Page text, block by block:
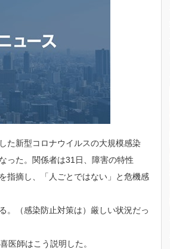
た新型コロナウイルスの大規模感染
った。関係者は31日、障害の特性
指摘し、「人ごとではない」と危機感
。（感染防止対策は）厳しい状況だっ
医師はこう説明した。